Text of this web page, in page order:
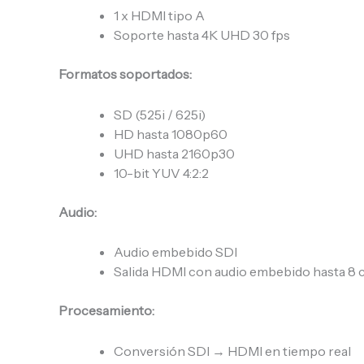
1 x HDMI tipo A
Soporte hasta 4K UHD 30 fps
Formatos soportados:
SD (525i / 625i)
HD hasta 1080p60
UHD hasta 2160p30
10-bit YUV 4:2:2
Audio:
Audio embebido SDI
Salida HDMI con audio embebido hasta 8
Procesamiento:
Conversión SDI → HDMI en tiempo real